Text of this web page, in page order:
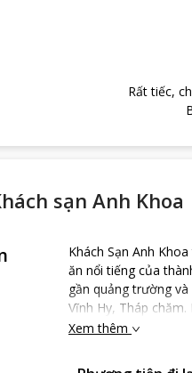
Rất tiếc,
sạn Anh Khoa
Khách Sạn Anh
ăn nổi tiếng của
gần quảng trường
Vĩnh Hy, Tháp
Xem thêm